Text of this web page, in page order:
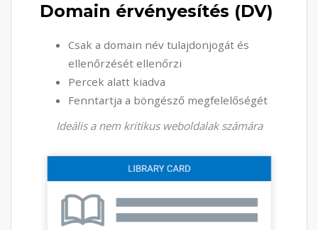
Domain érvényesítés (DV)
Csak a domain név tulajdonjogát és
ellenőrzését ellenőrzi
Percek alatt kiadva
Fenntartja a böngésző megfelelőségét
Ideális a nem kritikus weboldalak számára